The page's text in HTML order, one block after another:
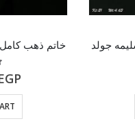
خاتم ذهب كامل عيار 21 من